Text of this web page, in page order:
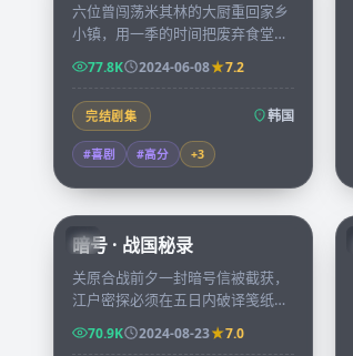
六位曾闯荡米其林的大厨重回家乡
小镇，用一季的时间把废弃食堂改
造成全城排队的小馆，每集都有一
次让人鼻酸的味觉回忆。
77.8K 2024-06-08 7.2
完结剧集 韩国
#喜剧 #高分 +3
JP
99:04
暗号 · 战国秘录
关原合战前夕一封暗号信被截获，
江户密探必须在五日内破译笺纸上
的图谱，否则东军主帅会被反间计
逼入死地。
70.9K 2024-08-23 7.0